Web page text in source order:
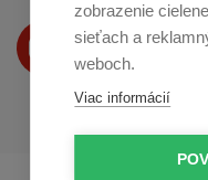
Produkty Vám
naYoutube
zobrazenie
sieťach a
weboch.
Viac informácií